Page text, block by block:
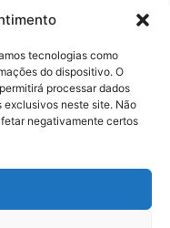
tecnologias como
do dispositivo. O
processar dados
neste site. Não
negativamente certos